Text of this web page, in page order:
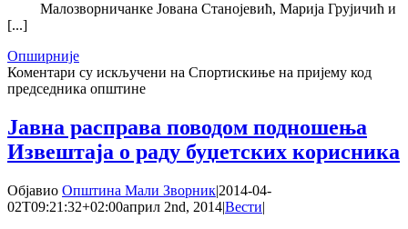
Малозворничанке Јована Станојевић, Марија Грујичић и
[...]
Опширније
Коментари су искључени на Спортискиње на пријему код
председника општине
Јавна расправа поводом подношења
Извештаја о раду буџетских корисника
Објавио Општина Мали Зворник|2014-04-
02T09:21:32+02:00април 2nd, 2014|Вести|